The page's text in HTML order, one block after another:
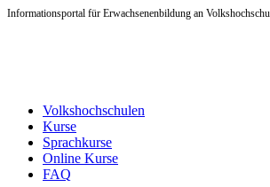
Informationsportal für Erwachsenenbildung an
Volkshochschulen
Kurse
Sprachkurse
Online Kurse
FAQ